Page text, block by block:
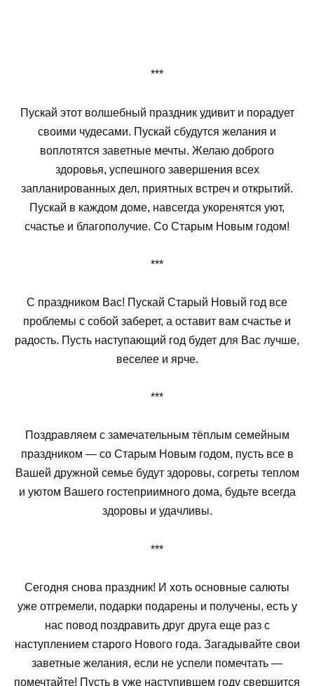
***
Пускай этот волшебный праздник удивит и порадует
своими чудесами. Пускай сбудутся желания и
воплотятся заветные мечты. Желаю доброго
здоровья, успешного завершения всех
запланированных дел, приятных встреч и открытий.
Пускай в каждом доме, навсегда укоренятся уют,
счастье и благополучие. Со Старым Новым годом!
***
С праздником Вас! Пускай Старый Новый год все
проблемы с собой заберет, а оставит вам счастье и
радость. Пусть наступающий год будет для Вас лучше,
веселее и ярче.
***
Поздравляем с замечательным тёплым семейным
праздником — со Старым Новым годом, пусть все в
Вашей дружной семье будут здоровы, согреты теплом
и уютом Вашего гостеприимного дома, будьте всегда
здоровы и удачливы.
***
Сегодня снова праздник! И хоть основные салюты
уже отгремели, подарки подарены и получены, есть у
нас повод поздравить друг друга еще раз с
наступлением старого Нового года. Загадывайте свои
заветные желания, если не успели помечтать —
помечтайте! Пусть в уже наступившем году свершится